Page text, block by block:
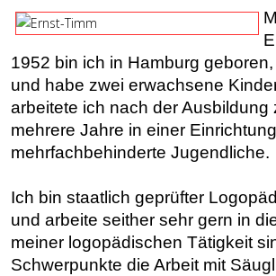
1952 bin ich in Hamburg
und habe zwei erwachsene
arbeitete ich nach der Ausbildung
mehrere Jahre in einer
mehrfachbehinderte Jugendliche.
Ich bin staatlich geprüfter
und arbeite seither sehr gern in
meiner logopädischen Tätigkeit
Schwerpunkte die Arbeit mit